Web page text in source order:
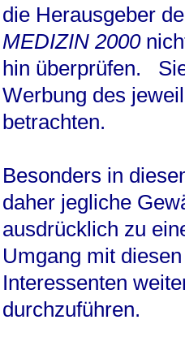
die Herausgeber
MEDIZIN 2000
hin überprüfen.
Werbung des
betrachten.
Besonders in
daher jegliche
ausdrücklich zu
Umgang mit
Interessenten
durchzuführen.